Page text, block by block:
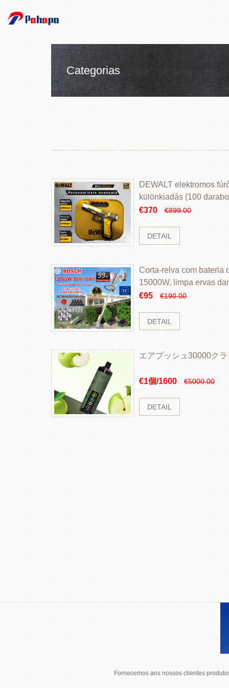
Categorias
DEWALT elektromos
különkiadás (100
€370
€899.00
DETAIL
Corta-relva com bateria
15000W, limpa ervas
rapidamente
€95 €190.00
DETAIL
エアプッシュ30000ク
€1個/1600 €5000.00
DETAIL
Fornecemos aos nossos clientes